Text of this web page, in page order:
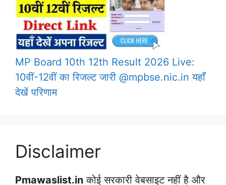
MP Board 10th 12th Result 2026 Live:
10वीं-12वीं का रिजल्ट जारी @mpbse.nic.in यहाँ
देखें परिणाम
Disclaimer
Pmawaslist.in कोई सरकारी वेबसाइट नहीं है और